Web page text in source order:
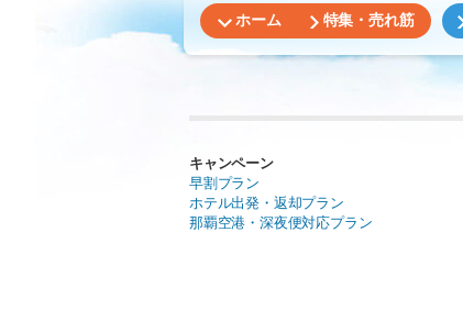
ホーム 特集・売れ筋
キャンペーン
早割プラン
ホテル出発・返却プラン
那覇空港・深夜便対応プラン